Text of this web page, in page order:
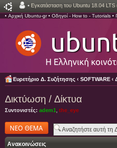
• Εγκατάσταση του Ubuntu 18.04 LTS
• Αρχική Ubuntu-gr• Οδηγοί - How to - Tutorials •
Ευρετήριο Δ. Συζήτησης ‹ SOFTWARE ‹
Δικτύωση / Δίκτυα
Συντονιστές: adem1 the_eye
Δημιουργία νέου
θέματος
Ανακοινώσεις